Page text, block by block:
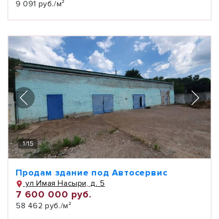
9 091 руб./м²
1/15
Продам здание под Автосервис
ул Имая Насыри, д. 5
7 600 000 руб.
58 462 руб./м²